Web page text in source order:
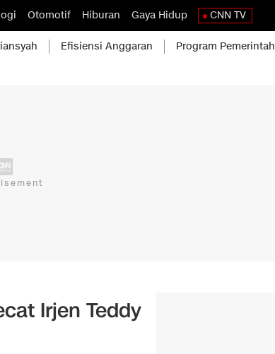
Otomotif Hiburan Gaya Hidup CNN TV
Efisiensi Anggaran Program Pemerintah
Irjen Teddy